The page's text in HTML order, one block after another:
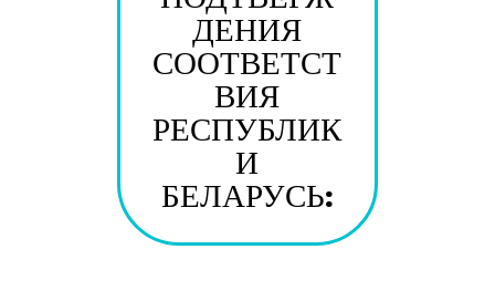
ДЕНИЯ
СООТВЕТСТ
ВИЯ
РЕСПУБЛИК
И
БЕЛАРУСЬ: